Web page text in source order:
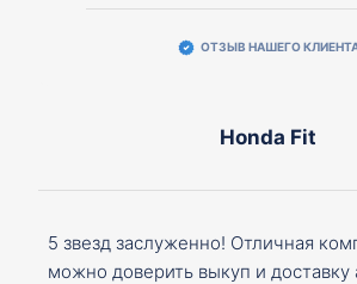
ОТЗЫВ НАШЕГО
Honda Fit
5 звезд заслуженно! Отличная
можно доверить выкуп и доставку